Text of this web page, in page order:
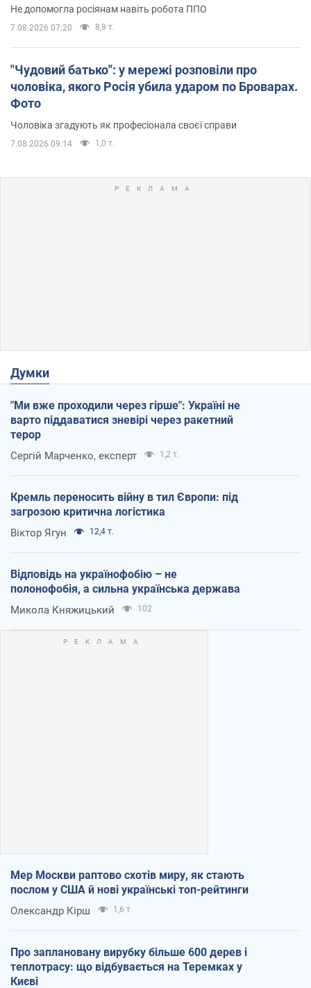
Не допомогла росіянам навіть робота ППО
7.08.2026 07:20 8,9 т.
"Чудовий батько": у мережі розповіли про
чоловіка, якого Росія убила ударом по Броварах.
Фото
Чоловіка згадують як професіонала своєї справи
7.08.2026 09:14 1,0 т.
Думки
"Ми вже проходили через гірше": Україні не
варто піддаватися зневірі через ракетний
терор
Сергій Марченко, експерт 1,2 т.
Кремль переносить війну в тил Європи: під
загрозою критична логістика
Віктор Ягун 12,4 т.
Відповідь на українофобію – не
полонофобія, а сильна українська держава
Микола Княжицький 102
Мер Москви раптово схотів миру, як стають
послом у США й нові українські топ-рейтинги
Олександр Кірш 1,6 т.
Про заплановану вирубку більше 600 дерев і
теплотрасу: що відбувається на Теремках у
Києві